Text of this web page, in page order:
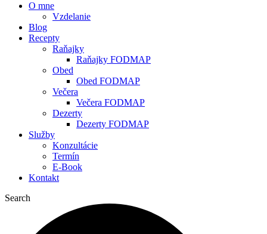
O mne
Vzdelanie
Blog
Recepty
Raňajky
Raňajky FODMAP
Obed
Obed FODMAP
Večera
Večera FODMAP
Dezerty
Dezerty FODMAP
Služby
Konzultácie
Termín
E-Book
Kontakt
Search